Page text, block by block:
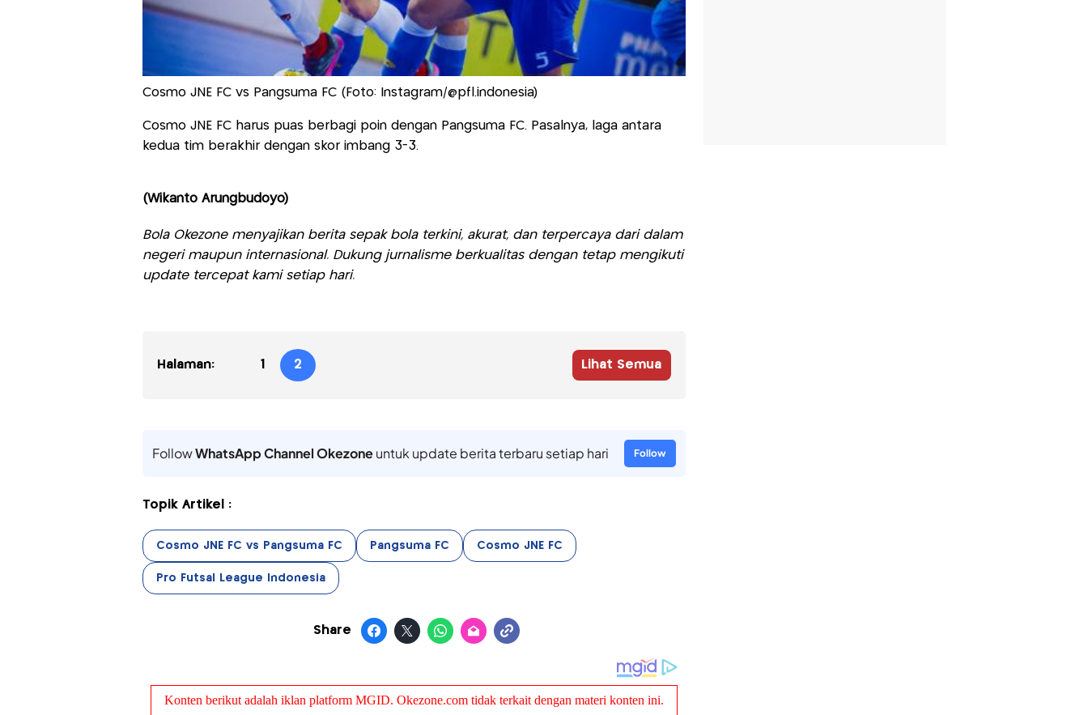
Cosmo JNE FC vs Pangsuma FC (Foto: Instagram/@pfl.indonesia)
Cosmo JNE FC harus puas berbagi poin dengan Pangsuma FC. Pasalnya, laga antara
kedua tim berakhir dengan skor imbang 3-3.
(Wikanto Arungbudoyo)
Bola Okezone menyajikan berita sepak bola terkini, akurat, dan terpercaya dari dalam
negeri maupun internasional. Dukung jurnalisme berkualitas dengan tetap mengikuti
update tercepat kami setiap hari.
Halaman: 1 2 Lihat Semua
FollowWhatsApp Channel Okezoneuntuk update berita terbaru setiap hari Follow
Topik Artikel :
Cosmo JNE FC vs Pangsuma FC Pangsuma FC Cosmo JNE FC
Pro Futsal League Indonesia
Share